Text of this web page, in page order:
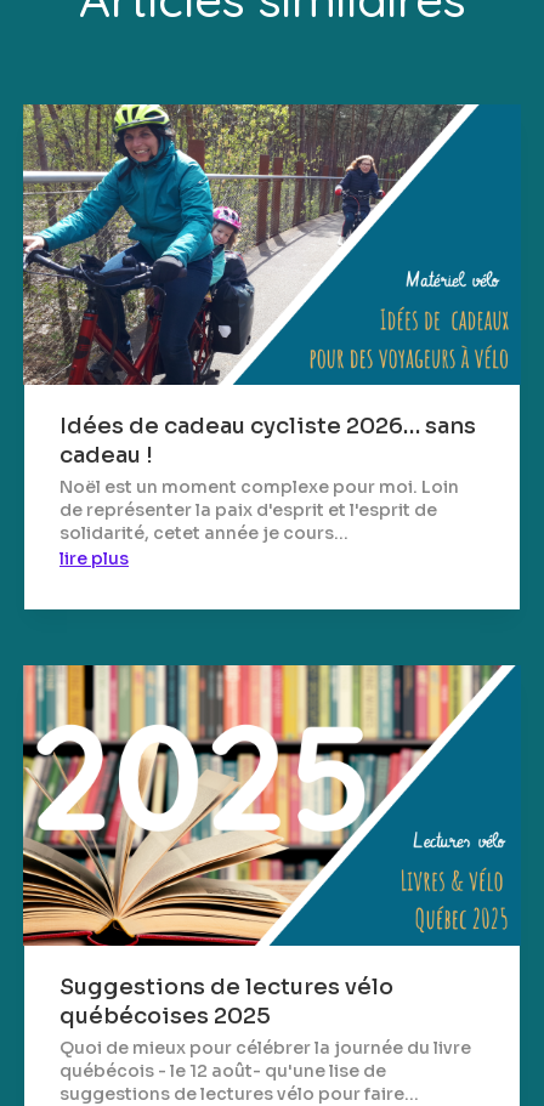
Idées de cadeau cycliste 2026… sans
cadeau !
Noël est un moment complexe pour moi. Loin
de représenter la paix d'esprit et l'esprit de
solidarité, cetet année je cours...
lire plus
Suggestions de lectures vélo
québécoises 2025
Quoi de mieux pour célébrer la journée du livre
québécois - le 12 août- qu'une lise de
suggestions de lectures vélo pour faire...